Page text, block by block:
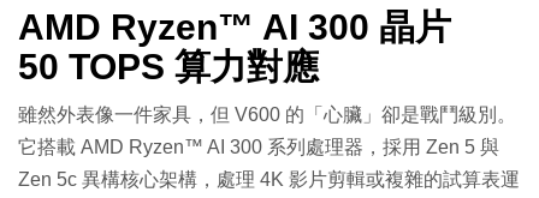
AMD Ryzen™ AI 300 晶片
50 TOPS 算力對應
雖然外表像一件家具，但 V600 的「心臟」卻是戰鬥級別。
它搭載 AMD Ryzen™ AI 300 系列處理器，採用 Zen 5 與
Zen 5c 異構核心架構，處理 4K 影片剪輯或複雜的試算表運